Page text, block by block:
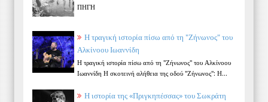
ΠΗΓΗ
Η τραγική ιστορία πίσω από τη "Ζήνωνος" του
Αλκίνοου Ιωαννίδη
Η τραγική ιστορία πίσω από τη "Ζήνωνος" του Αλκίνοου
Ιωαννίδη Η σκοτεινή αλήθεια της οδού "Ζήνωνος": Η...
Η ιστορία της «Πριγκηπέσσας» του Σωκράτη